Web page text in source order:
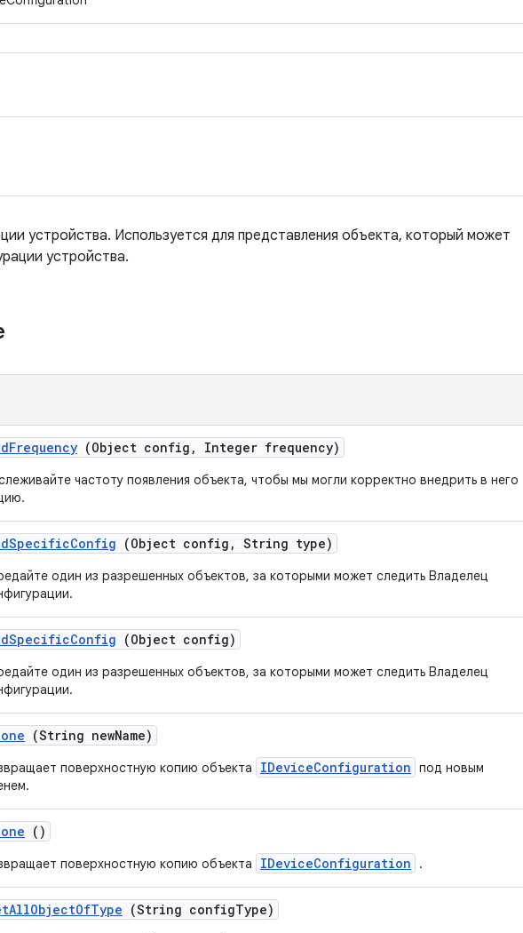
устройства. Используется для представления объекта, который может
устройства.
Frequency (Object config , Integer frequency)
частоту появления объекта, чтобы мы могли корректно внедрить в него
SpecificConfig (Object config , String type)
один из разрешенных объектов, за которыми может следить Владелец
SpecificConfig (Object config)
один из разрешенных объектов, за которыми может следить Владелец
(String newName)
поверхностную копию объекта IDeviceConfiguration под новым
()
поверхностную копию объекта IDeviceConfiguration .
AllObjectOfType (String configType)